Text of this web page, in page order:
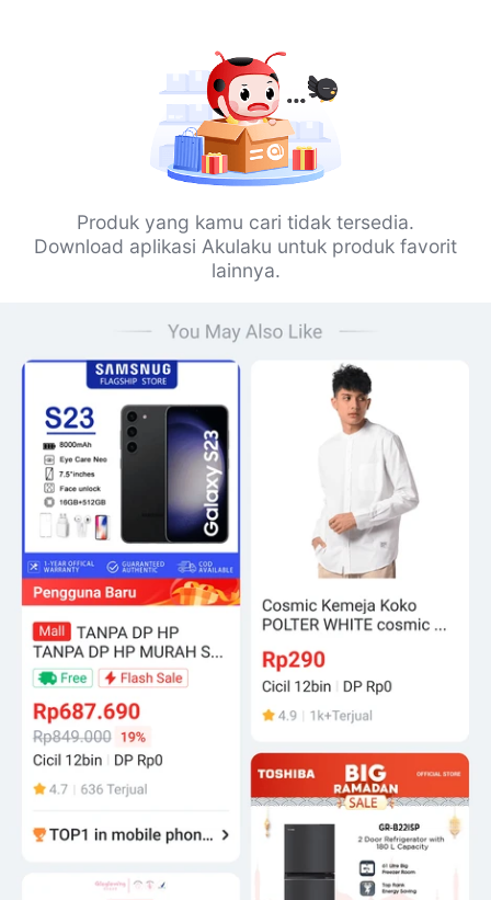
Produk yang kamu cari tidak tersedia.
Download aplikasi Akulaku untuk produk favorit
lainnya.